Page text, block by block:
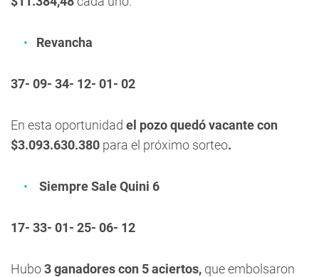
Revancha
37- 09- 34- 12- 01- 02
En esta oportunidad el pozo quedó vacante con
$3.093.630.380 para el próximo sorteo.
Siempre Sale Quini 6
17- 33- 01- 25- 06- 12
Hubo3ganadores con 5 aciertos, que embolsaron